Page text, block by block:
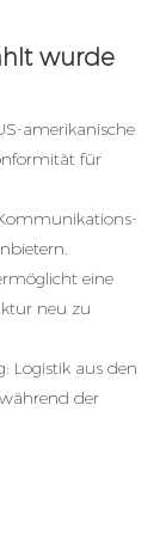
wurde
amerikanische
für
eine
neu zu
Logistik aus den
der